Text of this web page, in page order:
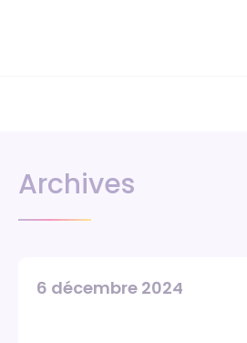
Archives
6 décembre 2024